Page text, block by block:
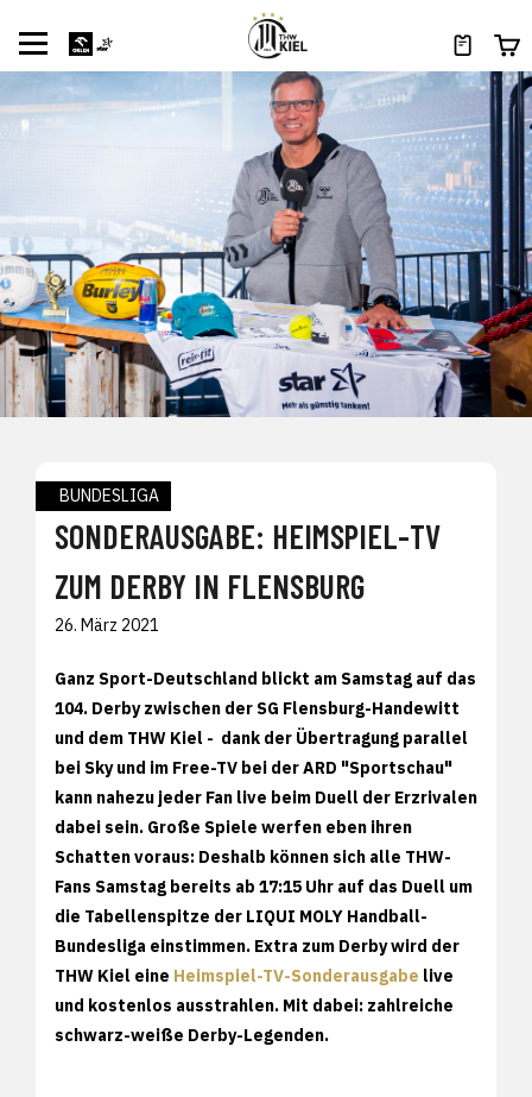
BUNDESLIGA
SONDERAUSGABE: HEIMSPIEL-TV
ZUM DERBY IN FLENSBURG
26. März 2021
Ganz Sport-Deutschland blickt am Samstag auf das
104. Derby zwischen der SG Flensburg-Handewitt
und dem THW Kiel - dank der Übertragung parallel
bei Sky und im Free-TV bei der ARD "Sportschau"
kann nahezu jeder Fan live beim Duell der Erzrivalen
dabei sein. Große Spiele werfen eben ihren
Schatten voraus: Deshalb können sich alle THW-
Fans Samstag bereits ab 17:15 Uhr auf das Duell um
die Tabellenspitze der LIQUI MOLY Handball-
Bundesliga einstimmen. Extra zum Derby wird der
THW Kiel eine Heimspiel-TV-Sonderausgabe live
und kostenlos ausstrahlen. Mit dabei: zahlreiche
schwarz-weiße Derby-Legenden.